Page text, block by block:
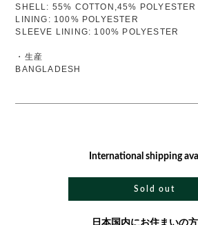
SHELL: 55% COTTON,45% POLYESTER
LINING: 100% POLYESTER
SLEEVE LINING: 100% POLYESTER
・生産
BANGLADESH
International shipping
Sold out
日本国内にお住まいの